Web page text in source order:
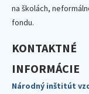
na školách,
fondu.
KONTAKTNÉ
INFORMÁCIE
Národný inštitút